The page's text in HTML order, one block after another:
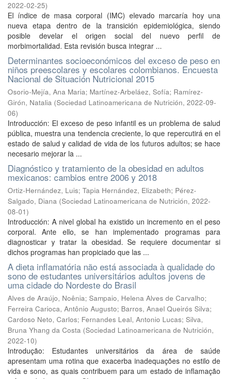
2022-02-25)
El índice de masa corporal (IMC) elevado marcaría hoy una
nueva etapa dentro de la transición epidemiológica, siendo
posible develar el origen social del nuevo perfil de
morbimortalidad. Esta revisión busca integrar ...
Determinantes socioeconómicos del exceso de peso en
niños preescolares y escolares colombianos. Encuesta
Nacional de Situación Nutricional 2015
Osorio-Mejía, Ana Maria; Martínez-Arbeláez, Sofía; Ramírez-
Girón, Natalia (Sociedad Latinoamericana de Nutrición, 2022-09-
06)
Introducción: El exceso de peso infantil es un problema de salud
pública, muestra una tendencia creciente, lo que repercutirá en el
estado de salud y calidad de vida de los futuros adultos; se hace
necesario mejorar la ...
Diagnóstico y tratamiento de la obesidad en adultos
mexicanos: cambios entre 2006 y 2018
Ortiz-Hernández, Luis; Tapia Hernández, Elizabeth; Pérez-
Salgado, Diana (Sociedad Latinoamericana de Nutrición, 2022-
08-01)
Introducción: A nivel global ha existido un incremento en el peso
corporal. Ante ello, se han implementado programas para
diagnosticar y tratar la obesidad. Se requiere documentar si
dichos programas han propiciado que las ...
A dieta inflamatória não está associada à qualidade do
sono de estudantes universitários adultos jovens de
uma cidade do Nordeste do Brasil
Alves de Araújo, Noênia; Sampaio, Helena Alves de Carvalho;
Ferreira Carioca, Antônio Augusto; Barros, Anael Queirós Silva;
Cardoso Neto, Carlos; Fernandes Leal, Antonio Lucas; Silva,
Bruna Yhang da Costa (Sociedad Latinoamericana de Nutrición,
2022-10)
Introdução: Estudantes universitários da área de saúde
apresentam uma rotina que exacerba inadequações no estilo de
vida e sono, as quais contribuem para um estado de inflamação